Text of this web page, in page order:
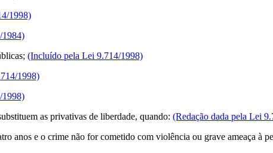
1998)
1984)
(Incluído pela Lei 9.714/1998)
1998)
1998)
as privativas de liberdade, quando: (Redação dada pela Lei
anos e o crime não for cometido com violência ou grave ameaça à